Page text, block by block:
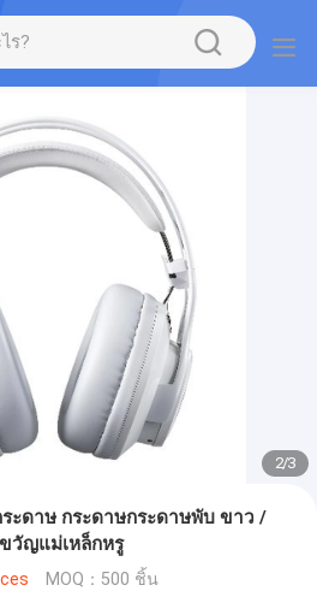
2/3
ะดาษ กระดาษกระดาษพับ ขาว /
วัญแม่เหล็กหรู
MOQ：500 ชิ้น